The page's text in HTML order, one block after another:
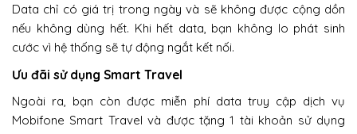
Data chỉ có giá trị trong ngày và sẽ không được cộng dồn
nếu không dùng hết. Khi hết data, bạn không lo phát sinh
cước vì hệ thống sẽ tự động ngắt kết nối.
Ưu đãi sử dụng Smart Travel
Ngoài ra, bạn còn được miễn phí data truy cập dịch vụ
Mobifone Smart Travel và được tặng 1 tài khoản sử dụng